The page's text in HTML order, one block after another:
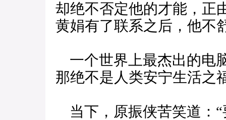
却绝不否定他的才能，正
黄娟有了联系之后，他不
一个世界上最杰出的电
那绝不是人类安宁生活之
当下，原振侠苦笑道：